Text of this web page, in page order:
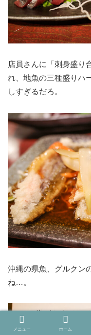
店員さんに「刺身盛り
れ、地魚の三種盛りハ
しすぎるだろ。
沖縄の県魚、グルクン
ね…。
メニュー ホーム